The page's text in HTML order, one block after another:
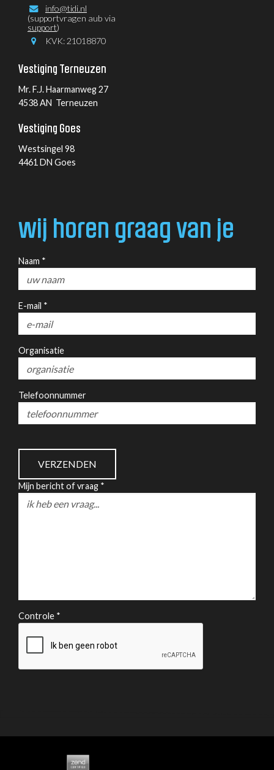
info@tidi.nl
(supportvragen aub via
support)
KVK: 21018870
Vestiging Terneuzen
Mr. F.J. Haarmanweg 27
4538 AN Terneuzen
Vestiging Goes
Westsingel 98
4461 DN Goes
wij horen graag van je
Naam *
E-mail *
Organisatie
Telefoonnummer
Mijn bericht of vraag *
Controle *